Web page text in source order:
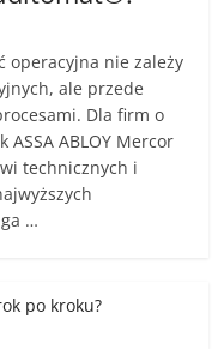
operacyjna nie zależy
ale przede
Dla firm o
ABLOY Mercor
technicznych i
…
po kroku?